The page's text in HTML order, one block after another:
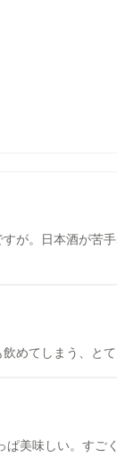
が。日本酒が苦
めてしまう、とて
美味しい。すご